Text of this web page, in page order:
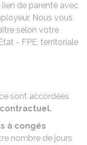
de parenté avec
Nous vous
selon votre
- FPE, territoriale
sont accordées
à congés
nombre de jours